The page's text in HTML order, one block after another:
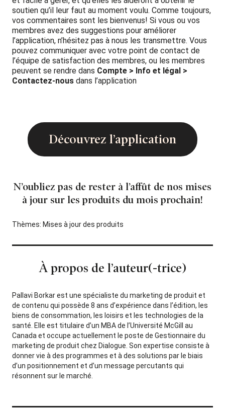
soutien qu’il leur faut au moment voulu. Comme toujours,
vos commentaires sont les bienvenus! Si vous ou vos
membres avez des suggestions pour améliorer
l’application, n’hésitez pas à nous les transmettre. Vous
pouvez communiquer avec votre point de contact de
l’équipe de satisfaction des membres, ou les membres
peuvent se rendre dans Compte > Info et légal >
Contactez-nous dans l’application
Découvrez l’application
N’oubliez pas de rester à l’affût de nos mises
à jour sur les produits du mois prochain!
Thèmes: Mises à jour des produits
À propos de l’auteur(-trice)
Pallavi Borkar est une spécialiste du marketing de produit et
de contenu qui possède 8 ans d’expérience dans l’édition, les
biens de consommation, les loisirs et les technologies de la
santé. Elle est titulaire d’un MBA de l’Université McGill au
Canada et occupe actuellement le poste de Gestionnaire du
marketing de produit chez Dialogue. Son expertise consiste à
donner vie à des programmes et à des solutions par le biais
d’un positionnement et d’un message percutants qui
résonnent sur le marché.